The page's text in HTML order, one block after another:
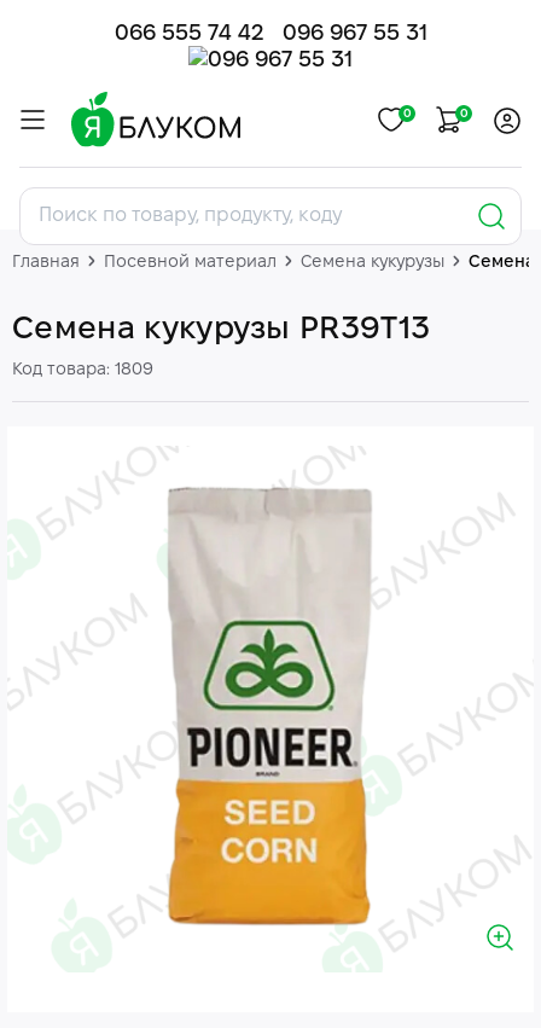
066 555 74 42 096 967 55 31
0 0
Главная Посевной материал Семена кукурузы Семена
Семена кукурузы PR39T13
Код товара: 1809